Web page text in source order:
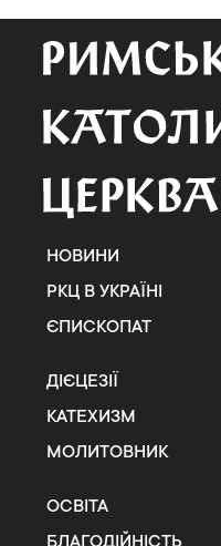
НОВИНИ
РКЦ В УКРАЇНІ
ЄПИСКОПАТ
ДІЄЦЕЗІЇ
КАТЕХИЗМ
МОЛИТОВНИК
ОСВІТА